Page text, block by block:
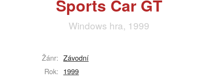
Sports Car GT
Windows hra, 1999
Žánr: Závodní
Rok: 1999